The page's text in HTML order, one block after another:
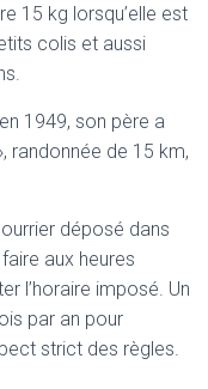
15 kg lorsqu’elle est
colis et aussi
1949, son père a
randonnée de 15 km,
déposé dans
aux heures
l’horaire imposé. Un
par an pour
strict des règles.